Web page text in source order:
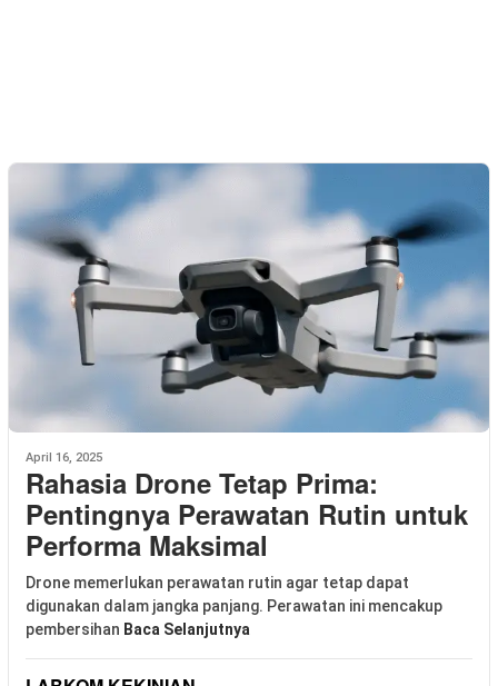
April 16, 2025
Rahasia Drone Tetap Prima:
Pentingnya Perawatan Rutin untuk
Performa Maksimal
Drone memerlukan perawatan rutin agar tetap dapat
digunakan dalam jangka panjang. Perawatan ini mencakup
pembersihan Baca Selanjutnya